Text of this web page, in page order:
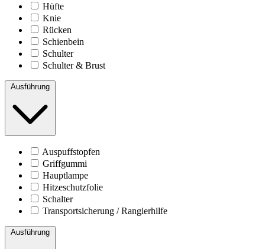
Hüfte
Knie
Rücken
Schienbein
Schulter
Schulter & Brust
Ausführung
Auspuffstopfen
Griffgummi
Hauptlampe
Hitzeschutzfolie
Schalter
Transportsicherung / Rangierhilfe
Ausführung